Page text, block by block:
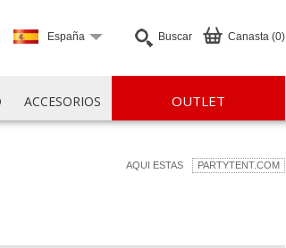
Canasta (0)
Buscar
España
ACCESORIOS OUTLET
AQUI ESTAS PARTYTENT.COM